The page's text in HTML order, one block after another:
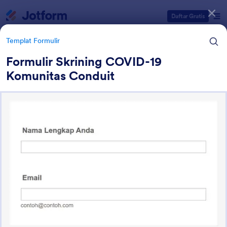
Daftar Gratis
Templat Formulir
Formulir Skrining COVID-19
Komunitas Conduit
Formulir Pelacakan
Kategori Templat Formulir